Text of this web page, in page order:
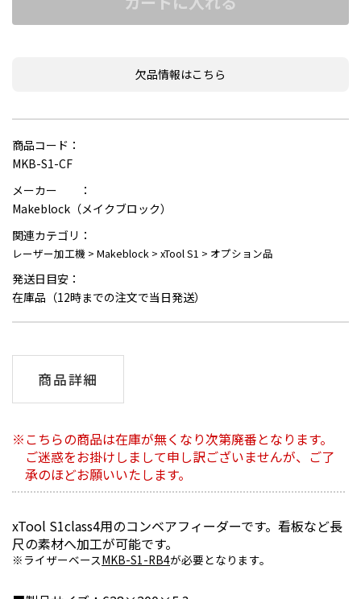
欠品情報はこちら
商品コード：
MKB-S1-CF
メーカー ：
Makeblock（メイクブロック）
関連カテゴリ：
レーザー加工機 > Makeblock > xTool S1 > オプション品
発送日目安：
在庫品（12時までの注文で当日発送）
商品詳細
こちらの商品は在庫が無くなり次第廃番となります。
ご迷惑をお掛けしまして申し訳ございませんが、ご了
承のほどお願いいたします。
xTool S1class4用のコンベアフィーダーです。看板など長
尺の素材へ加工が可能です。
ライザーベースMKB-S1-RB4が必要となります。